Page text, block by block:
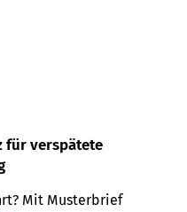
für verspätete
Mit Musterbrief